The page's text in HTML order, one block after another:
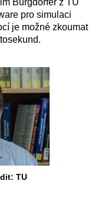
Burgdörfer z TU
pro simulaci
je možné zkoumat
TU